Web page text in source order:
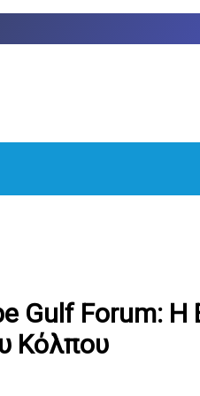
Gulf Forum: Η
Κόλπου